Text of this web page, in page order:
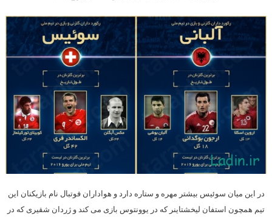
در این میان سوئیس بیشتر مهره و ستاره دارد و هواداران فوتبال نام بازیکنان این
تیم همچون استفان لیخشتاینر که در یوونتوس بازی می کند و ژردان شقیری که در